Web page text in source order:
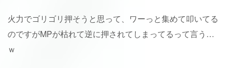
火力でゴリゴリ押そうと思って、ワーっと集めて叩いてる
のですがMPが枯れて逆に押されてしまってるって言う…
ｗ